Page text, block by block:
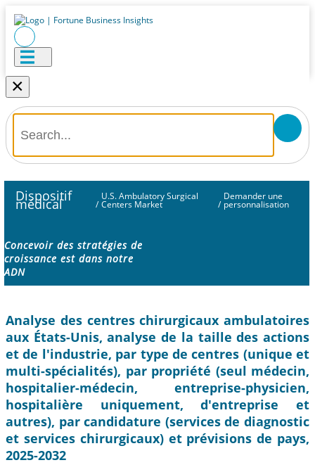
×
Dispositif
médical /
U.S. Ambulatory Surgical
Centers Market /
Demander une
personnalisation
Concevoir des stratégies de
croissance est dans notre
ADN
Analyse des centres chirurgicaux ambulatoires
aux États-Unis, analyse de la taille des actions
et de l'industrie, par type de centres (unique et
multi-spécialités), par propriété (seul médecin,
hospitalier-médecin, entreprise-physicien,
hospitalière uniquement, d'entreprise et
autres), par candidature (services de diagnostic
et services chirurgicaux) et prévisions de pays,
2025-2032